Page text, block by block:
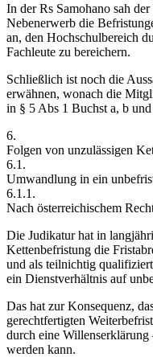
In der Rs Samohano sah
Nebenerwerb die
an, den Hochschulbereich
Fachleute zu bereichern.
Schließlich ist noch die
erwähnen, wonach die
in § 5 Abs 1 Buchst a, b
6.
Folgen von unzulässigen
6.1.
Umwandlung in ein
6.1.1.
Nach österreichischem
Die Judikatur hat in
Kettenbefristung die
und als teilnichtig
ein Dienstverhältnis auf
Das hat zur Konsequenz,
gerechtfertigten
durch eine
werden kann.